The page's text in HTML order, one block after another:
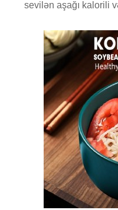
sevilən aşağı kalorili